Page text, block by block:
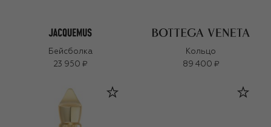
Бейсболка
23 950 ₽
Кольцо
89 400 ₽